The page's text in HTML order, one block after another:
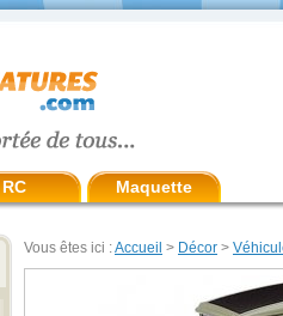
RC Maquette
Vous êtes ici :Accueil > Décor >